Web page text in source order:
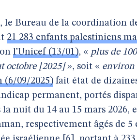
le Bureau de la coordination
21 283 enfants palestiniens
l’Unicef (13/01), « plus de
octobre [2025]», soit « environ
(6/09/2025) fait état de
permanent, portés
la nuit du 14 au 15 mars
respectivement âgés de 5